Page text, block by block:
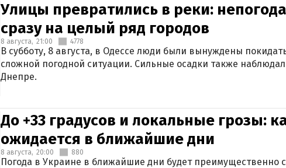
Улицы превратились в реки:
сразу на целый ряд городов
8 августа, 21:00 4778
В субботу, 8 августа, в Одессе люди были вынуждены
сложной погодной ситуации. Сильные осадки также
Днепре.
До +33 градусов и локальные грозы:
ожидается в ближайшие дни
8 августа, 20:00 880
Погода в Украине в ближайшие дни будет преимущественно